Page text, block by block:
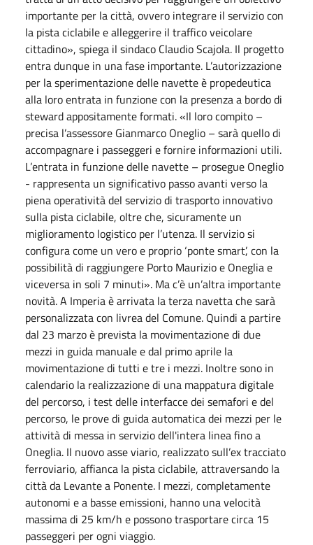
importante per la città, ovvero integrare il servizio con
la pista ciclabile e alleggerire il traffico veicolare
cittadino», spiega il sindaco Claudio Scajola. Il progetto
entra dunque in una fase importante. L’autorizzazione
per la sperimentazione delle navette è propedeutica
alla loro entrata in funzione con la presenza a bordo di
steward appositamente formati. «Il loro compito –
precisa l’assessore Gianmarco Oneglio – sarà quello di
accompagnare i passeggeri e fornire informazioni utili.
L’entrata in funzione delle navette – prosegue Oneglio
- rappresenta un significativo passo avanti verso la
piena operatività del servizio di trasporto innovativo
sulla pista ciclabile, oltre che, sicuramente un
miglioramento logistico per l’utenza. Il servizio si
configura come un vero e proprio ‘ponte smart’, con la
possibilità di raggiungere Porto Maurizio e Oneglia e
viceversa in soli 7 minuti». Ma c’è un’altra importante
novità. A Imperia è arrivata la terza navetta che sarà
personalizzata con livrea del Comune. Quindi a partire
dal 23 marzo è prevista la movimentazione di due
mezzi in guida manuale e dal primo aprile la
movimentazione di tutti e tre i mezzi. Inoltre sono in
calendario la realizzazione di una mappatura digitale
del percorso, i test delle interfacce dei semafori e del
percorso, le prove di guida automatica dei mezzi per le
attività di messa in servizio dell'intera linea fino a
Oneglia. Il nuovo asse viario, realizzato sull’ex tracciato
ferroviario, affianca la pista ciclabile, attraversando la
città da Levante a Ponente. I mezzi, completamente
autonomi e a basse emissioni, hanno una velocità
massima di 25 km/h e possono trasportare circa 15
passeggeri per ogni viaggio.